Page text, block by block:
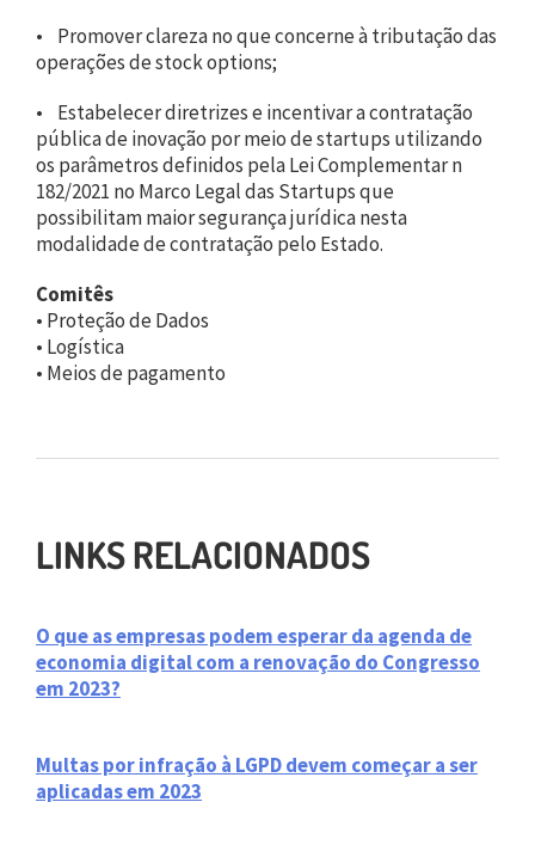
• Promover clareza no que concerne à tributação das
operações de stock options;
• Estabelecer diretrizes e incentivar a contratação
pública de inovação por meio de startups utilizando
os parâmetros definidos pela Lei Complementar n
182/2021 no Marco Legal das Startups que
possibilitam maior segurança jurídica nesta
modalidade de contratação pelo Estado.
Comitês
• Proteção de Dados
• Logística
• Meios de pagamento
LINKS RELACIONADOS
O que as empresas podem esperar da agenda de
economia digital com a renovação do Congresso
em 2023?
Multas por infração à LGPD devem começar a ser
aplicadas em 2023